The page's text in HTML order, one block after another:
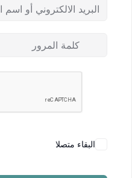
البقاء متصلا